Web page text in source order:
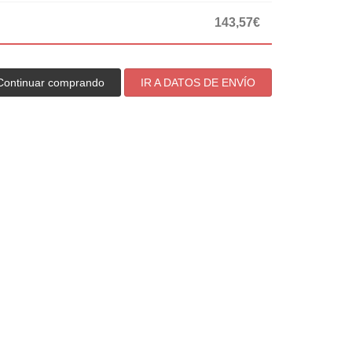
143,57€
comprando IR A DATOS DE ENVÍO